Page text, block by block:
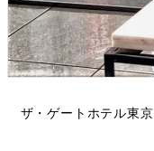
ザ・ゲートホテル東